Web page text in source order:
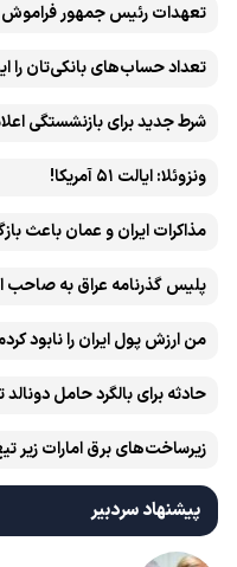
تعهدات رئیس جمهور
تعداد حساب‌های بانکی‌تان را
شرط جدید برای بازنشستگی
ونزوئلا: ایالت ۵۱ آمریکا!
مذاکرات ایران و عمان باعث
پلیس گذرنامه عراق به
من ارزش پول ایران را نابود
حادثه برای بالگرد حامل دونالد
زیرساخت‌های برق امارات زیر
پیشنهاد سردبیر